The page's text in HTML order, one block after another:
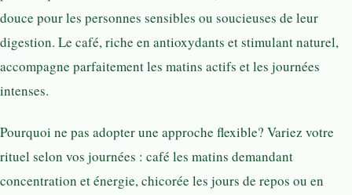
douce pour les personnes sensibles ou soucieuses de leur
digestion. Le café, riche en antioxydants et stimulant naturel,
accompagne parfaitement les matins actifs et les journées
intenses.
Pourquoi ne pas adopter une approche flexible? Variez votre
rituel selon vos journées : café les matins demandant
concentration et énergie, chicorée les jours de repos ou en